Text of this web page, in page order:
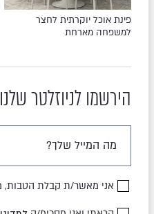
פינת אוכל יוקרתית לחצר
למשפחה מארחת
הירשמו לניוזלטר שלנו
אני מאשר/ת קבלת הטבות,